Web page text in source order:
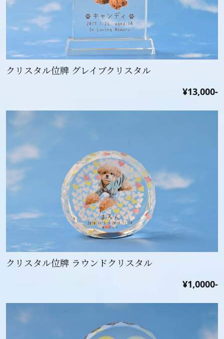
クリスタル位牌 グレイブクリスタル
¥13,000-
クリスタル位牌 ラウンドクリスタル
¥1,0000-